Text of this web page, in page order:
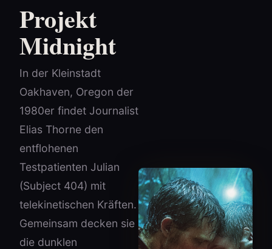
Projekt
Midnight
In der Kleinstadt
Oakhaven, Oregon der
1980er findet Journalist
Elias Thorne den
entflohenen
Testpatienten Julian
(Subject 404) mit
telekinetischen Kräften.
Gemeinsam decken sie
die dunklen